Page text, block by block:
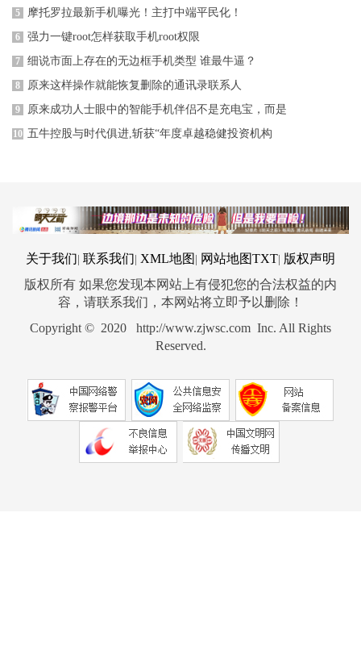
5 摩托罗拉最新手机曝光！主打中端平民化！
6 强力一键root怎样获取手机root权限
7 细说市面上存在的无边框手机类型 谁最牛逼？
8 原来这样操作就能恢复删除的通讯录联系人
9 原来成功人士眼中的智能手机伴侣不是充电宝，而是
10 五牛控股与时代俱进,斩获“年度卓越稳健投资机构
关于我们 联系我们 XML地图 网站地图TXT 版权声明
版权所有 如果您发现本网站上有侵犯您的合法权益的内
容，请联系我们，本网站将立即予以删除！
Copyright © 2020 http://www.zjwsc.com Inc. All Rights
Reserved.